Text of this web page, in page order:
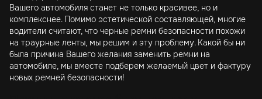
Вашего автомобиля станет не только красивее, но и
комплекснее. Помимо эстетической составляющей, многие
водители считают, что черные ремни безопасности похожи
на траурные ленты, мы решим и эту проблему. Какой бы ни
была причина Вашего желания заменить ремни на
автомобиле, мы вместе подберем желаемый цвет и фактуру
новых ремней безопасности!